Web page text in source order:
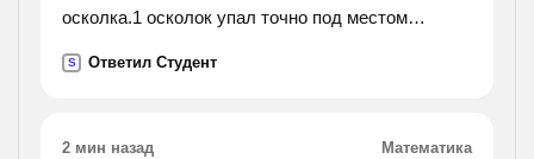
осколка.1 осколок упал точно под местом
каком направлении он станет двигаться?).
S Ответил Студент
2 мин назад Математика